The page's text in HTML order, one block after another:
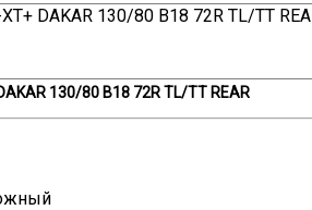
130/80 B18 72R TL/TT REAR